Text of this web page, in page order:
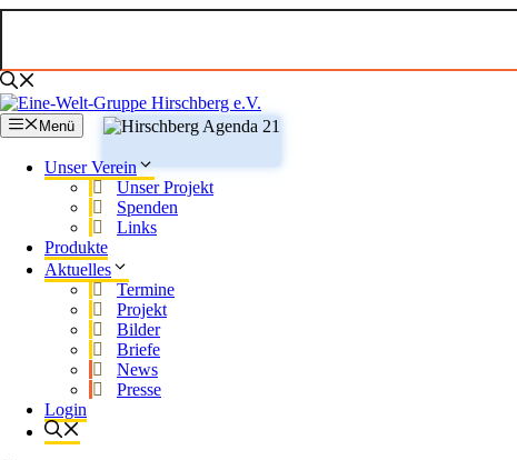
Zum
Menü
Unser Verein
Unser Projekt
Spenden
Links
Produkte
Aktuelles
Termine
Projekt
Bilder
Briefe
News
Presse
Login